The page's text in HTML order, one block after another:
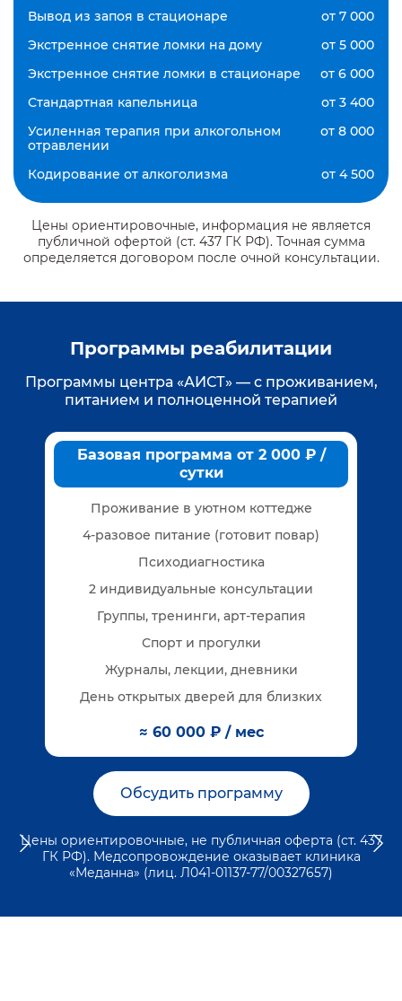
Вывод из запоя в стационаре
от 7 000
Экстренное снятие ломки на дому
от 5 000
Экстренное снятие ломки в стационаре
от 6 000
Стандартная капельница
от 3 400
Усиленная терапия при алкогольном
отравлении
от 8 000
Кодирование от алкоголизма от 4 500
Цены ориентировочные, информация не является
публичной офертой (ст. 437 ГК РФ). Точная сумма
определяется договором после очной консультации.
Программы реабилитации
Программы центра «АИСТ» — с проживанием,
питанием и полноценной терапией
Базовая программа от 2 000 ₽ /
сутки
Проживание в уютном коттедже
4-разовое питание (готовит повар)
Психодиагностика
2 индивидуальные консультации
Группы, тренинги, арт-терапия
Спорт и прогулки
Журналы, лекции, дневники
День открытых дверей для близких
≈ 60 000 ₽ / мес
Обсудить программу
Цены ориентировочные, не публичная оферта (ст. 437
ГК РФ). Медсопровождение оказывает клиника
«Меданна» (лиц. Л041-01137-77/00327657)